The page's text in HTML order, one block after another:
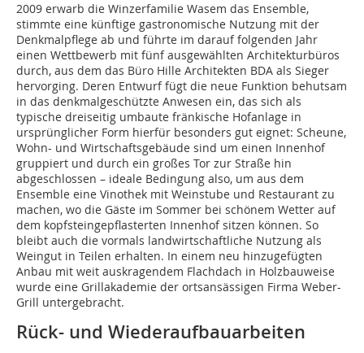
2009 erwarb die Winzerfamilie Wasem das Ensemble,
stimmte eine künftige gastronomische Nutzung mit der
Denkmalpflege ab und führte im darauf folgenden Jahr
einen Wettbewerb mit fünf ausgewählten Architekturbüros
durch, aus dem das Büro Hille Architekten BDA als Sieger
hervorging. Deren Entwurf fügt die neue Funktion behutsam
in das denkmalgeschützte Anwesen ein, das sich als
typische dreiseitig umbaute fränkische Hofanlage in
ursprünglicher Form hierfür besonders gut eignet: Scheune,
Wohn- und Wirtschaftsgebäude sind um einen Innenhof
gruppiert und durch ein großes Tor zur Straße hin
abgeschlossen – ideale Bedingung also, um aus dem
Ensemble eine Vinothek mit Weinstube und Restaurant zu
machen, wo die Gäste im Sommer bei schönem Wetter auf
dem kopfsteingepflasterten Innenhof sitzen können. So
bleibt auch die vormals landwirtschaftliche Nutzung als
Weingut in Teilen erhalten. In einem neu hinzugefügten
Anbau mit weit auskragendem Flachdach in Holzbauweise
wurde eine Grillakademie der ortsansässigen Firma Weber-
Grill untergebracht.
Rück- und Wiederaufbauarbeiten